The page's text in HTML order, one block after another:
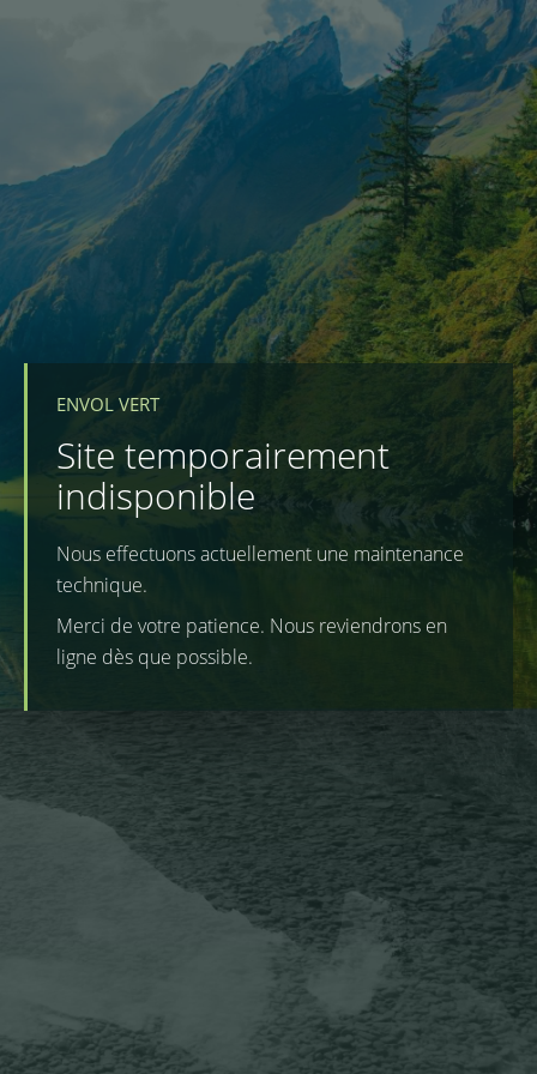
ENVOL VERT
Site temporairement
indisponible
Nous effectuons actuellement une maintenance
technique.
Merci de votre patience. Nous reviendrons en
ligne dès que possible.